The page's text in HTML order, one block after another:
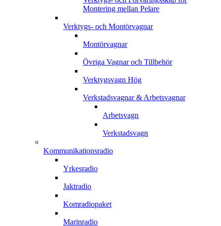
Montering mellan Pelare
Verktygs- och Montörvagnar
Montörvagnar
Övriga Vagnar och Tillbehör
Verktygsvagn Hög
Verkstadsvagnar & Arbetsvagnar
Arbetsvagn
Verkstadsvagn
Kommunikationsradio
Yrkesradio
Jaktradio
Komradiopaket
Marinradio